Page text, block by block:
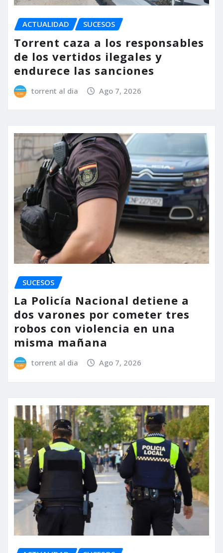
ACTUALIDAD SUCESOS
Torrent caza a los responsables
de los vertidos ilegales y
endurece las sanciones
torrent al dia Ago 7, 2026
SUCESOS
La Policía Nacional detiene a
dos varones por cometer tres
robos con violencia en una
misma mañana
torrent al dia Ago 7, 2026